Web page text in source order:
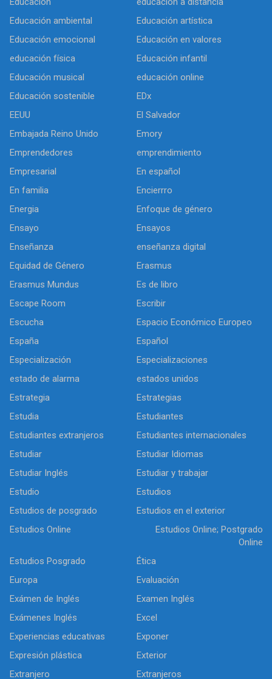
Educación ambiental
Educación artística
Educación emocional
Educación en valores
educación física
Educación infantil
Educación musical
educación online
Educación sostenible
EDx
EEUU
El Salvador
Embajada Reino Unido
Emory
Emprendedores
emprendimiento
Empresarial
En español
En familia
Encierrro
Energia
Enfoque de género
Ensayo
Ensayos
Enseñanza
enseñanza digital
Equidad de Género
Erasmus
Erasmus Mundus
Es de libro
Escape Room
Escribir
Escucha
Espacio Económico Europeo
España
Español
Especialización
Especializaciones
estado de alarma
estados unidos
Estrategia
Estrategias
Estudia
Estudiantes
Estudiantes extranjeros
Estudiantes internacionales
Estudiar
Estudiar Idiomas
Estudiar Inglés
Estudiar y trabajar
Estudio
Estudios
Estudios de posgrado
Estudios en el exterior
Estudios Online
Estudios Online; Postgrado
Online
Estudios Posgrado
Ética
Europa
Evaluación
Exámen de Inglés
Examen Inglés
Exámenes Inglés
Excel
Experiencias educativas
Exponer
Expresión plástica
Exterior
Extranjero
Extranjeros